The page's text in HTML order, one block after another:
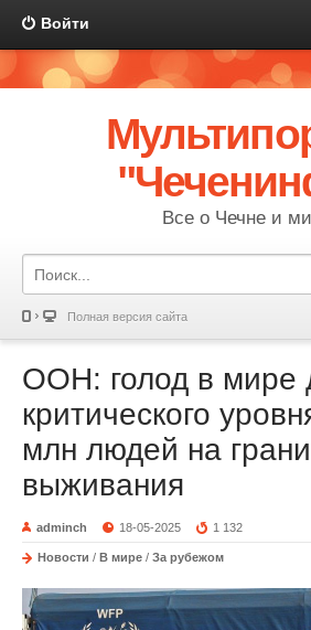
Войти
Все о Чечне и
Полная версия сайта
ООН: голод в мире
критического
млн людей на грани
выживания
adminch 18-05-2025 1 132
Новости / В мире / За рубежом